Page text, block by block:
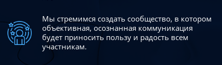
Мы стремимся создать сообщество, в котором
объективная, осознанная коммуникация
будет приносить пользу и радость всем
участникам.